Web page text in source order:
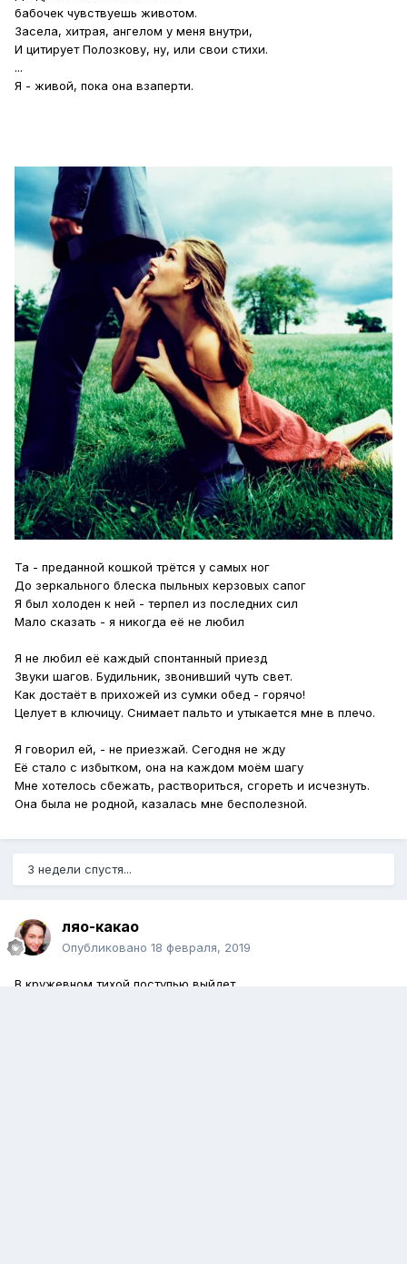
бабочек чувствуешь животом.
Засела, хитрая, ангелом у меня внутри,
И цитирует Полозкову, ну, или свои стихи.
...
Я - живой, пока она взаперти.
Та - преданной кошкой трётся у самых ног
До зеркального блеска пыльных керзовых сапог
Я был холоден к ней - терпел из последних сил
Мало сказать - я никогда её не любил
Я не любил её каждый спонтанный приезд
Звуки шагов. Будильник, звонивший чуть свет.
Как достаёт в прихожей из сумки обед - горячо!
Целует в ключицу. Снимает пальто и утыкается мне в плечо.
Я говорил ей, - не приезжай. Сегодня не жду
Её стало с избытком, она на каждом моём шагу
Мне хотелось сбежать, раствориться, сгореть и исчезнуть.
Она была не родной, казалась мне бесполезной.
3 недели спустя...
ляо-какао
Опубликовано 18 февраля, 2019
В кружевном тихой поступью выйдет